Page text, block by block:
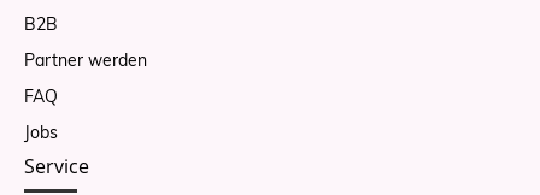
B2B
Partner werden
FAQ
Jobs
Service